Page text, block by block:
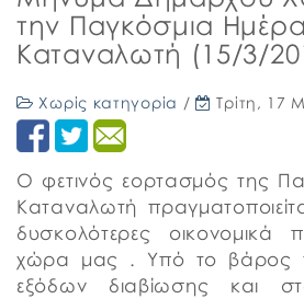
την Παγκόσμια Ημέρα
Καταναλωτή (15/3/
Χωρίς κατηγορία / Τρίτη, 17
Ο φετινός εορτασμός της
Καταναλωτή
δυσκολότερες οικονομικά
χώρα μας . Υπό το βάρος
εξόδων διαβίωσης και